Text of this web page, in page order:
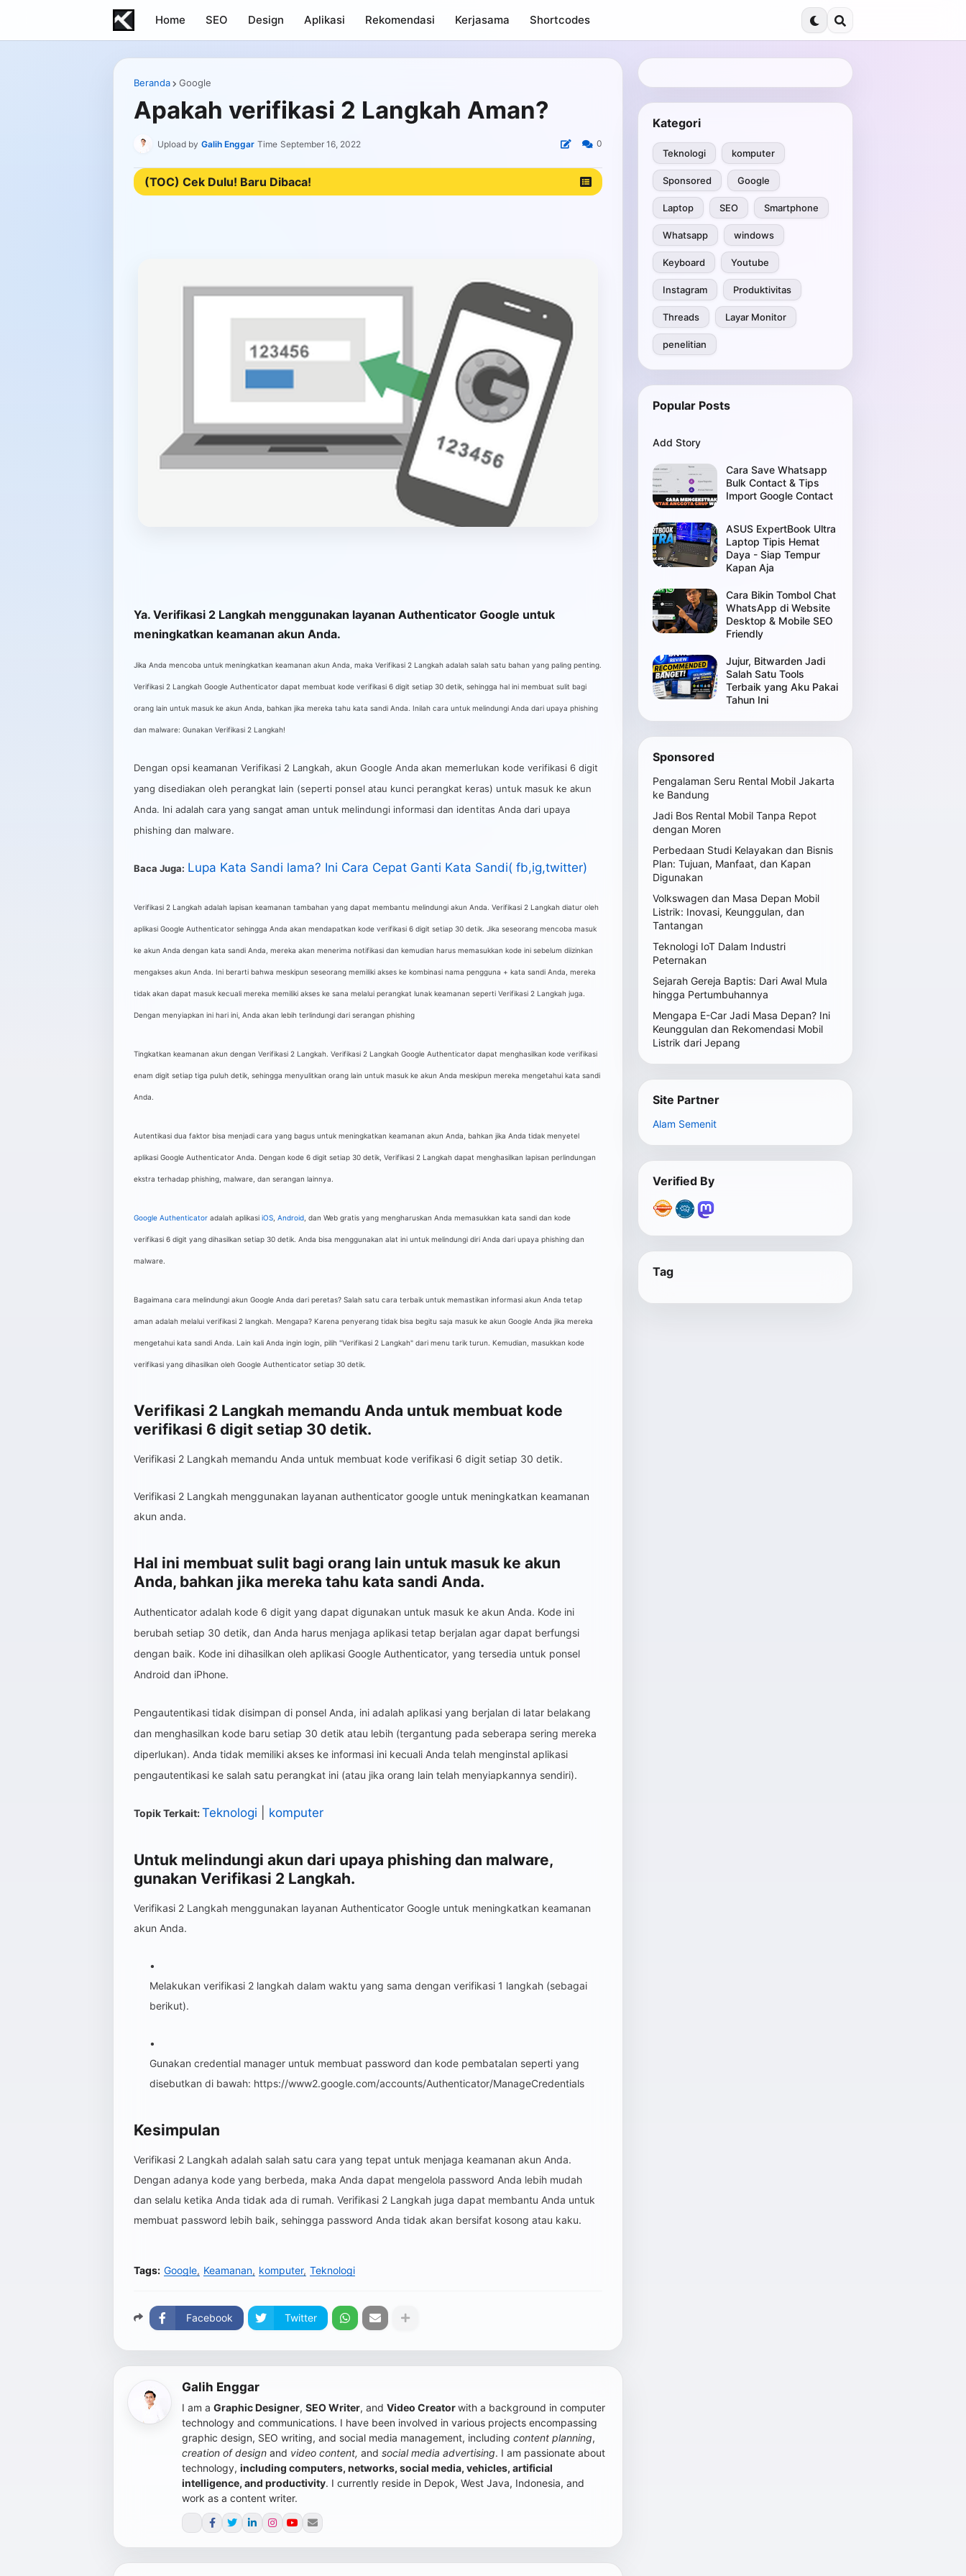
Home SEO Design Aplikasi Rekomendasi Kerjasama Shortcodes
Beranda Google
Apakah verifikasi 2 Langkah Aman?
Upload by Galih Enggar Time September 16, 2022 0
(TOC) Cek Dulu! Baru Dibaca!
Ya. Verifikasi 2 Langkah menggunakan layanan Authenticator Google untuk
meningkatkan keamanan akun Anda.
Jika Anda mencoba untuk meningkatkan keamanan akun Anda, maka Verifikasi 2 Langkah adalah salah satu bahan yang paling penting.
Verifikasi 2 Langkah Google Authenticator dapat membuat kode verifikasi 6 digit setiap 30 detik, sehingga hal ini membuat sulit bagi
orang lain untuk masuk ke akun Anda, bahkan jika mereka tahu kata sandi Anda. Inilah cara untuk melindungi Anda dari upaya phishing
dan malware: Gunakan Verifikasi 2 Langkah!
Dengan opsi keamanan Verifikasi 2 Langkah, akun Google Anda akan memerlukan kode verifikasi 6 digit
yang disediakan oleh perangkat lain (seperti ponsel atau kunci perangkat keras) untuk masuk ke akun
Anda. Ini adalah cara yang sangat aman untuk melindungi informasi dan identitas Anda dari upaya
phishing dan malware.
Baca Juga: Lupa Kata Sandi lama? Ini Cara Cepat Ganti Kata Sandi( fb,ig,twitter)
Verifikasi 2 Langkah adalah lapisan keamanan tambahan yang dapat membantu melindungi akun Anda. Verifikasi 2 Langkah diatur oleh
aplikasi Google Authenticator sehingga Anda akan mendapatkan kode verifikasi 6 digit setiap 30 detik. Jika seseorang mencoba masuk
ke akun Anda dengan kata sandi Anda, mereka akan menerima notifikasi dan kemudian harus memasukkan kode ini sebelum diizinkan
mengakses akun Anda. Ini berarti bahwa meskipun seseorang memiliki akses ke kombinasi nama pengguna + kata sandi Anda, mereka
tidak akan dapat masuk kecuali mereka memiliki akses ke sana melalui perangkat lunak keamanan seperti Verifikasi 2 Langkah juga.
Dengan menyiapkan ini hari ini, Anda akan lebih terlindungi dari serangan phishing
Tingkatkan keamanan akun dengan Verifikasi 2 Langkah. Verifikasi 2 Langkah Google Authenticator dapat menghasilkan kode verifikasi
enam digit setiap tiga puluh detik, sehingga menyulitkan orang lain untuk masuk ke akun Anda meskipun mereka mengetahui kata sandi
Anda.
Autentikasi dua faktor bisa menjadi cara yang bagus untuk meningkatkan keamanan akun Anda, bahkan jika Anda tidak menyetel
aplikasi Google Authenticator Anda. Dengan kode 6 digit setiap 30 detik, Verifikasi 2 Langkah dapat menghasilkan lapisan perlindungan
ekstra terhadap phishing, malware, dan serangan lainnya.
Google Authenticator adalah aplikasi iOS Android , dan Web gratis yang mengharuskan Anda memasukkan kata sandi dan kode
verifikasi 6 digit yang dihasilkan setiap 30 detik. Anda bisa menggunakan alat ini untuk melindungi diri Anda dari upaya phishing dan
malware.
Bagaimana cara melindungi akun Google Anda dari peretas? Salah satu cara terbaik untuk memastikan informasi akun Anda tetap
aman adalah melalui verifikasi 2 langkah. Mengapa? Karena penyerang tidak bisa begitu saja masuk ke akun Google Anda jika mereka
mengetahui kata sandi Anda. Lain kali Anda ingin login, pilih "Verifikasi 2 Langkah" dari menu tarik turun. Kemudian, masukkan kode
verifikasi yang dihasilkan oleh Google Authenticator setiap 30 detik.
Verifikasi 2 Langkah memandu Anda untuk membuat kode
verifikasi 6 digit setiap 30 detik.
Verifikasi 2 Langkah memandu Anda untuk membuat kode verifikasi 6 digit setiap 30 detik.
Verifikasi 2 Langkah menggunakan layanan authenticator google untuk meningkatkan keamanan
akun anda.
Hal ini membuat sulit bagi orang lain untuk masuk ke akun
Anda, bahkan jika mereka tahu kata sandi Anda.
Authenticator adalah kode 6 digit yang dapat digunakan untuk masuk ke akun Anda. Kode ini
berubah setiap 30 detik, dan Anda harus menjaga aplikasi tetap berjalan agar dapat berfungsi
dengan baik. Kode ini dihasilkan oleh aplikasi Google Authenticator, yang tersedia untuk ponsel
Android dan iPhone.
Pengautentikasi tidak disimpan di ponsel Anda, ini adalah aplikasi yang berjalan di latar belakang
dan menghasilkan kode baru setiap 30 detik atau lebih (tergantung pada seberapa sering mereka
diperlukan). Anda tidak memiliki akses ke informasi ini kecuali Anda telah menginstal aplikasi
pengautentikasi ke salah satu perangkat ini (atau jika orang lain telah menyiapkannya sendiri).
Topik Terkait:Teknologi komputer
Untuk melindungi akun dari upaya phishing dan malware,
gunakan Verifikasi 2 Langkah.
Verifikasi 2 Langkah menggunakan layanan Authenticator Google untuk meningkatkan keamanan
akun Anda.
Melakukan verifikasi 2 langkah dalam waktu yang sama dengan verifikasi 1 langkah (sebagai
berikut).
Gunakan credential manager untuk membuat password dan kode pembatalan seperti yang
disebutkan di bawah: https://www2.google.com/accounts/Authenticator/ManageCredentials
Kesimpulan
Verifikasi 2 Langkah adalah salah satu cara yang tepat untuk menjaga keamanan akun Anda.
Dengan adanya kode yang berbeda, maka Anda dapat mengelola password Anda lebih mudah
dan selalu ketika Anda tidak ada di rumah. Verifikasi 2 Langkah juga dapat membantu Anda untuk
membuat password lebih baik, sehingga password Anda tidak akan bersifat kosong atau kaku.
Tags: Google Keamanan komputer Teknologi
Facebook Twitter
Galih Enggar
I am a Graphic Designer, SEO Writer, and Video Creatorwith a background in computer
technology and communications. I have been involved in various projects encompassing
graphic design, SEO writing, and social media management, including content planning,
creation of design and video content, and social media advertising. I am passionate about
technology, including computers, networks, social media, vehicles, artificial
intelligence, and productivity. I currently reside in Depok, West Java, Indonesia, and
work as a content writer.
Kategori
Teknologi komputer
Sponsored Google
Laptop SEO Smartphone
Whatsapp windows
Keyboard Youtube
Instagram Produktivitas
Threads Layar Monitor
penelitian
Popular Posts
Add Story
Cara Save Whatsapp
Bulk Contact & Tips
Import Google Contact
ASUS ExpertBook Ultra
Laptop Tipis Hemat
Daya - Siap Tempur
Kapan Aja
Cara Bikin Tombol Chat
WhatsApp di Website
Desktop & Mobile SEO
Friendly
Jujur, Bitwarden Jadi
Salah Satu Tools
Terbaik yang Aku Pakai
Tahun Ini
Sponsored
Pengalaman Seru Rental Mobil Jakarta
ke Bandung
Jadi Bos Rental Mobil Tanpa Repot
dengan Moren
Perbedaan Studi Kelayakan dan Bisnis
Plan: Tujuan, Manfaat, dan Kapan
Digunakan
Volkswagen dan Masa Depan Mobil
Listrik: Inovasi, Keunggulan, dan
Tantangan
Teknologi IoT Dalam Industri
Peternakan
Sejarah Gereja Baptis: Dari Awal Mula
hingga Pertumbuhannya
Mengapa E-Car Jadi Masa Depan? Ini
Keunggulan dan Rekomendasi Mobil
Listrik dari Jepang
Site Partner
Alam Semenit
Verified By
Tag